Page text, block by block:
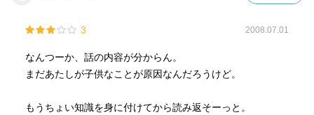
3 2008.07.01
なんつーか、話の内容が分からん。
まだあたしが子供なことが原因なんだろうけど。
もうちょい知識を身に付けてから読み返そーっと。